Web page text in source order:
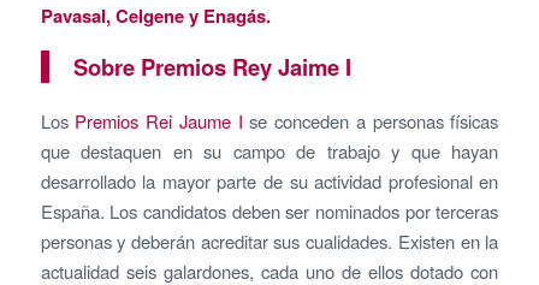
Pavasal, Celgene y Enagás.
Sobre Premios Rey Jaime I
Los Premios Rei Jaume Ise conceden a personas físicas
que destaquen en su campo de trabajo y que hayan
desarrollado la mayor parte de su actividad profesional en
España. Los candidatos deben ser nominados por terceras
personas y deberán acreditar sus cualidades. Existen en la
actualidad seis galardones, cada uno de ellos dotado con